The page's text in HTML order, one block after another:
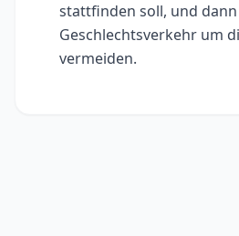
stattfinden soll, und
Geschlechtsverkehr um
vermeiden.